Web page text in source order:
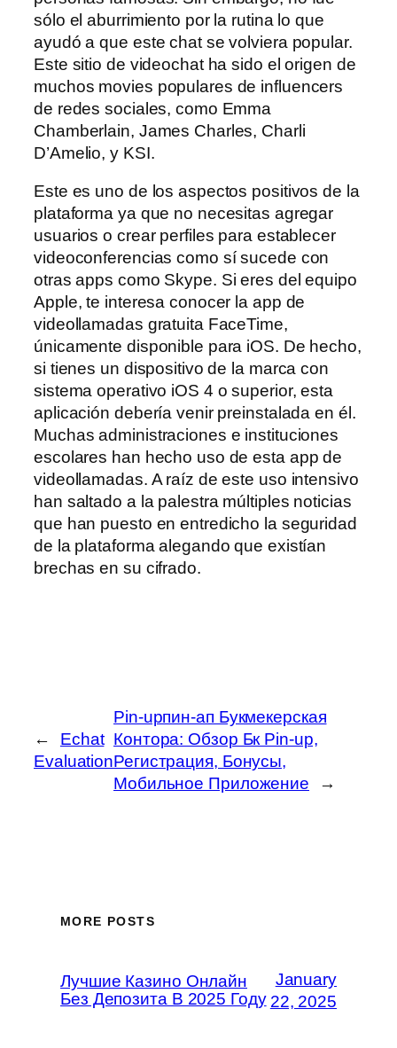
sólo el aburrimiento por la rutina lo que
ayudó a que este chat se volviera popular.
Este sitio de videochat ha sido el origen de
muchos movies populares de influencers
de redes sociales, como Emma
Chamberlain, James Charles, Charli
D’Amelio, y KSI.
Este es uno de los aspectos positivos de la
plataforma ya que no necesitas agregar
usuarios o crear perfiles para establecer
videoconferencias como sí sucede con
otras apps como Skype. Si eres del equipo
Apple, te interesa conocer la app de
videollamadas gratuita FaceTime,
únicamente disponible para iOS. De hecho,
si tienes un dispositivo de la marca con
sistema operativo iOS 4 o superior, esta
aplicación debería venir preinstalada en él.
Muchas administraciones e instituciones
escolares han hecho uso de esta app de
videollamadas. A raíz de este uso intensivo
han saltado a la palestra múltiples noticias
que han puesto en entredicho la seguridad
de la plataforma alegando que existían
brechas en su cifrado.
←
Echat
Evaluation
Pin-upпин-ап Букмекерская
Контора: Обзор Бк Pin-up,
Регистрация, Бонусы,
Мобильное Приложение
→
MORE POSTS
Лучшие Казино Онлайн
Без Депозита В 2025 Году
January
22, 2025